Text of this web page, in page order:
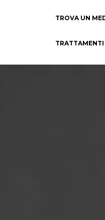
TROVA UN
TRATTAMENTI